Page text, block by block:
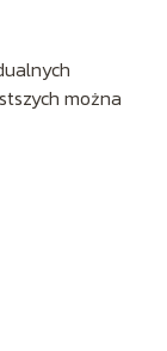
można